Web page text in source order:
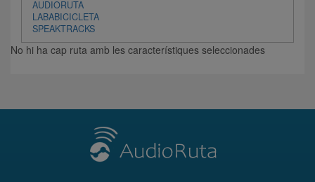
AUDIORUTA
LABABICICLETA
SPEAKTRACKS
No hi ha cap ruta amb les característiques seleccionades